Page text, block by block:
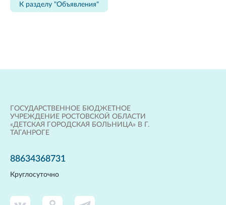
К разделу "Объявления"
ГОСУДАРСТВЕННОЕ БЮДЖЕТНОЕ
УЧРЕЖДЕНИЕ РОСТОВСКОЙ ОБЛАСТИ
«ДЕТСКАЯ ГОРОДСКАЯ БОЛЬНИЦА» В Г.
ТАГАНРОГЕ
88634368731
Круглосуточно